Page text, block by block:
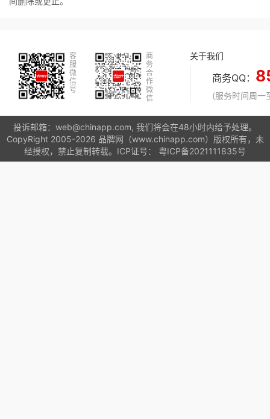
客
服
微
信
号
商
务
合
作
微
信
关于我们
商务QQ：
(服务时间周
投诉邮箱：web@chinapp.com, 我们将会在48小时内给予处理。
CopyRight 2005-2026 品牌网（www.chinapp.com）版权所有，未
经授权，禁止复制转载。ICP证号： 粤ICP备2021111835号